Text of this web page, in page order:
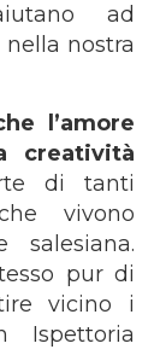
ad
nostra
l’amore
creatività
di tanti
vivono
salesiana.
pur di
vicino i
Ispettoria